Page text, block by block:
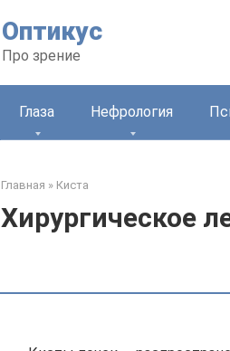
Оптикус
Про зрение
Глаза Нефрология
Главная » Киста
Хирургическое